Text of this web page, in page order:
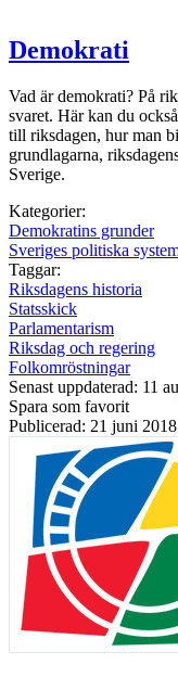
Demokrati
Vad är demokrati? På
svaret. Här kan du
till riksdagen, hur man
grundlagarna,
Sverige.
Kategorier:
Demokratins grunder
Sveriges politiska
Taggar:
Riksdagens historia
Statsskick
Parlamentarism
Riksdag och regering
Folkomröstningar
Senast uppdaterad: 11
Spara som favorit
Publicerad: 21 juni 2018